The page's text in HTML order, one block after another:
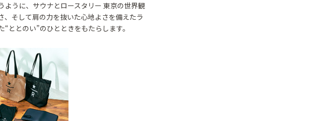
うに、サウナとロースタリー 東京の世界観
そして肩の力を抜いた心地よさを備えたラ
ととのい”のひとときをもたらします。